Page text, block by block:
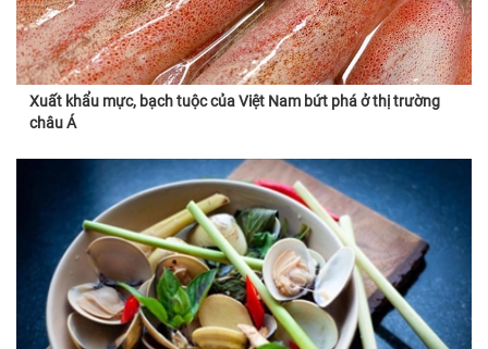
Xuất khẩu mực, bạch tuộc của Việt Nam bứt phá ở thị trường
châu Á